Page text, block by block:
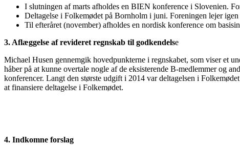
I slutningen af marts afholdes en BIEN konference i Slovenien.
Deltagelse i Folkemødet på Bornholm i juni. Foreningen lejer
Til efteråret (november) afholdes en nordisk konference om
3. Aflæggelse af revideret regnskab til godkendelse
Michael Husen gennemgik hovedpunkterne i regnskabet, som viser et
håber på at kunne overtale nogle af de eksisterende B-medlemmer og
konferencer. Langt den største udgift i 2014 var deltagelsen i
at finansiere deltagelse i Folkemødet.
4. Indkomne forslag